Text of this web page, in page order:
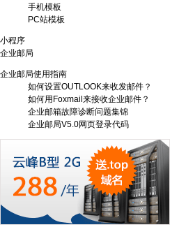
手机模板
PC站模板
小程序
企业邮局
企业邮局使用指南
如何设置OUTLOOK来收发邮件？
如何用Foxmail来接收企业邮件？
企业邮箱故障诊断问题集锦
企业邮局V5.0网页登录代码